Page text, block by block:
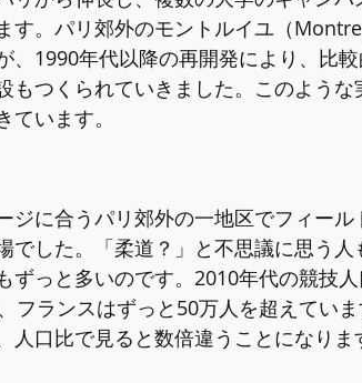
す。パリ郊外のモントルイユ（
、1990年代以降の再開発により、比
つくられていきました。このような
ています。
ジに合うパリ郊外の一地区でフィール
した。「柔道？」と不思議に思う人
ずっと多いのです。2010年代の競技
フランスはずっと50万人を超えてい
口比で見ると数倍違うことになりま